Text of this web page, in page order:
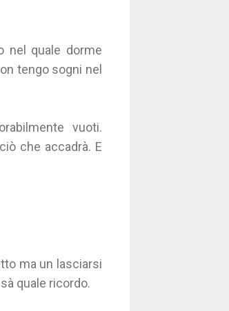
nel quale dorme
tengo sogni nel
vuoti.
che accadrà. E
ma un lasciarsi
quale ricordo.